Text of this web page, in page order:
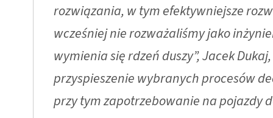
rozwiązania, w tym efektywniejsze
wcześniej nie rozważaliśmy jako
wymienia się rdzeń duszy”, Jacek
przyspieszenie wybranych procesów
przy tym zapotrzebowanie na pojazdy